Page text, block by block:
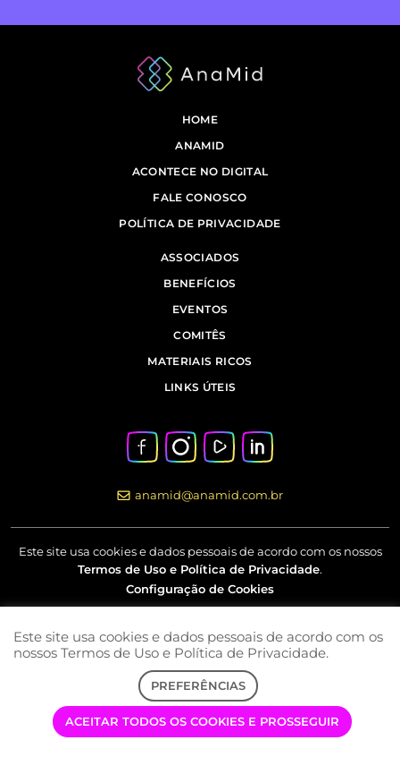
HOME
ANAMID
ACONTECE NO DIGITAL
FALE CONOSCO
POLÍTICA DE PRIVACIDADE
ASSOCIADOS
BENEFÍCIOS
EVENTOS
COMITÊS
MATERIAIS RICOS
LINKS ÚTEIS
anamid@anamid.com.br
Este site usa cookies e dados pessoais de acordo com os nossos
Termos de Uso e Política de Privacidade.
Configuração de Cookies
Av Marquês de São Vicente, nº 230 – 18º andar – Barra Funda –
COPYRIGHT © 2022 | ANAMID | TODOS OS DIREITOS RESERVADOS
Este site usa cookies e dados pessoais de acordo com os
nossos Termos de Uso e Política de Privacidade.
PREFERÊNCIAS
ACEITAR TODOS OS COOKIES E PROSSEGUIR